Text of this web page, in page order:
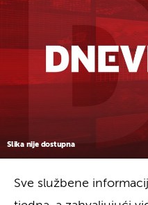
Slika nije dostupna
Sve službene